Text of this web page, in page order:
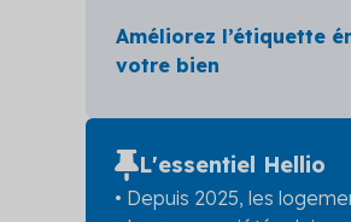
Améliorez l’étiquette
votre bien
L'essentiel Hellio
• Depuis 2025, les